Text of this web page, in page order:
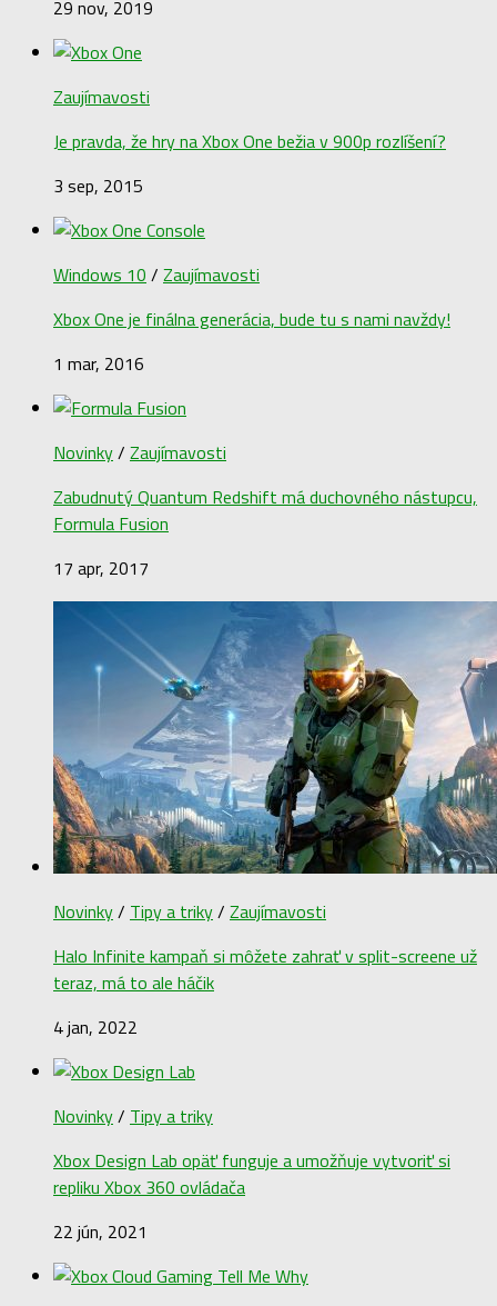
29 nov, 2019
Zaujímavosti
Je pravda, že hry na Xbox One bežia v 900p rozlíšení?
3 sep, 2015
Windows 10 / Zaujímavosti
Xbox One je finálna generácia, bude tu s nami navždy!
1 mar, 2016
Novinky/ Zaujímavosti
Zabudnutý Quantum Redshift má duchovného nástupcu,
Formula Fusion
17 apr, 2017
Novinky/ Tipy a triky/ Zaujímavosti
Halo Infinite kampaň si môžete zahrať v split-screene už
teraz, má to ale háčik
4 jan, 2022
Novinky/ Tipy a triky
Xbox Design Lab opäť funguje a umožňuje vytvoriť si
repliku Xbox 360 ovládača
22 jún, 2021